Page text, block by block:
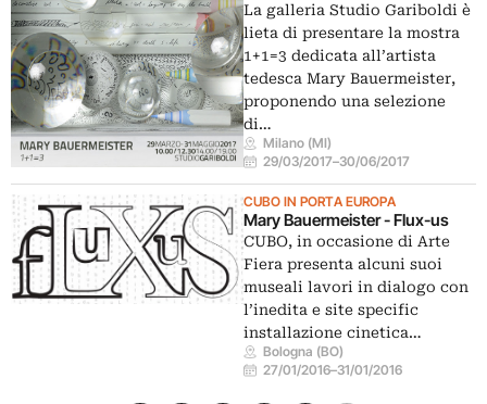
La galleria Studio Gariboldi è
lieta di presentare la mostra
1+1=3 dedicata all’artista
tedesca Mary Bauermeister,
proponendo una selezione
di…
Milano (MI)
29/03/2017–30/06/2017
CUBO IN PORTA EUROPA
Mary Bauermeister - Flux-us
CUBO, in occasione di Arte
Fiera presenta alcuni suoi
museali lavori in dialogo con
l’inedita e site specific
installazione cinetica…
Bologna (BO)
27/01/2016–31/01/2016